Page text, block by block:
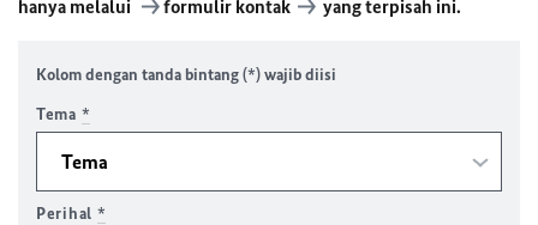
hanya melalui
formulir kontak yang terpisah ini.
Kolom dengan tanda bintang (*) wajib diisi
Tema *
Perihal *